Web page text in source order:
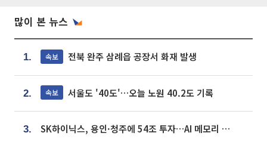
많이 본 뉴스
1. 속보 전북 완주 삼례읍 공장서 화재 발생
2. 속보 서울도 '40도'…오늘 노원 40.2도 기록
3. SK하이닉스, 용인·청주에 54조 투자…AI 메모리 생산기지 키운다